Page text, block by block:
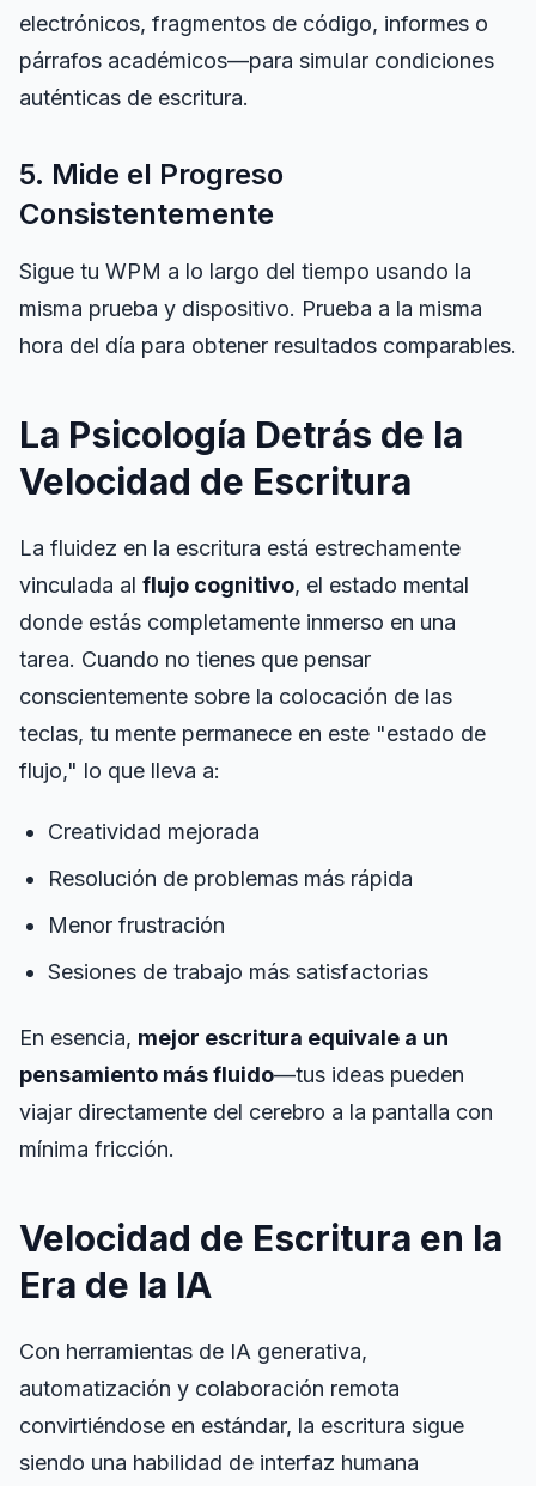
electrónicos, fragmentos de código, informes o
párrafos académicos—para simular condiciones
auténticas de escritura.
5. Mide el Progreso
Consistentemente
Sigue tu WPM a lo largo del tiempo usando la
misma prueba y dispositivo. Prueba a la misma
hora del día para obtener resultados comparables.
La Psicología Detrás de la
Velocidad de Escritura
La fluidez en la escritura está estrechamente
vinculada al flujo cognitivo, el estado mental
donde estás completamente inmerso en una
tarea. Cuando no tienes que pensar
conscientemente sobre la colocación de las
teclas, tu mente permanece en este "estado de
flujo," lo que lleva a:
Creatividad mejorada
Resolución de problemas más rápida
Menor frustración
Sesiones de trabajo más satisfactorias
En esencia, mejor escritura equivale a un
pensamiento más fluido—tus ideas pueden
viajar directamente del cerebro a la pantalla con
mínima fricción.
Velocidad de Escritura en la
Era de la IA
Con herramientas de IA generativa,
automatización y colaboración remota
convirtiéndose en estándar, la escritura sigue
siendo una habilidad de interfaz humana